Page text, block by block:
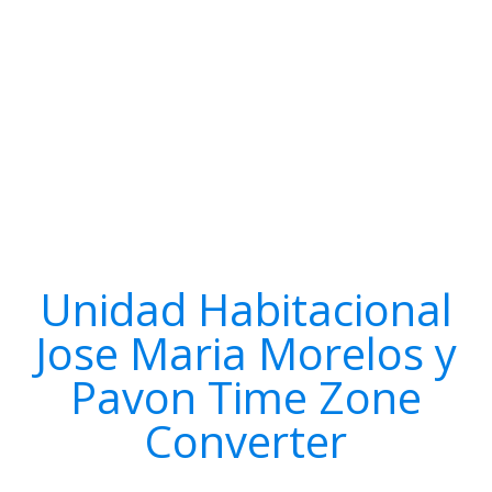
Unidad Habitacional
Jose Maria Morelos y
Pavon Time Zone
Converter